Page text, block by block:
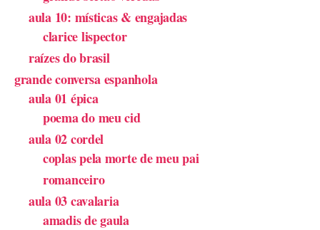
aula 10: místicas & engajadas
clarice lispector
raízes do brasil
grande conversa espanhola
aula 01 épica
poema do meu cid
aula 02 cordel
coplas pela morte de meu pai
romanceiro
aula 03 cavalaria
amadis de gaula